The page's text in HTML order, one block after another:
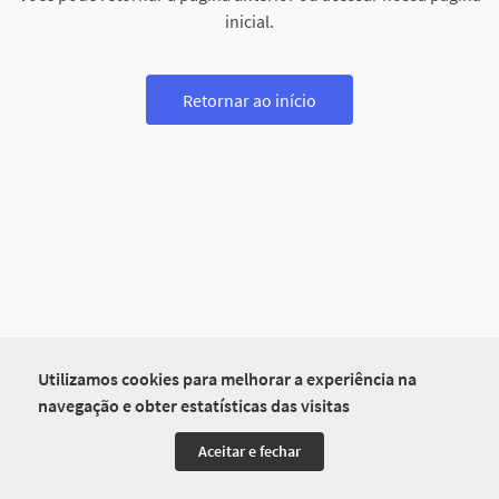
Utilizamos cookies para melhorar a experiência na
navegação e obter estatísticas das visitas
Aceitar e fechar
inicial.
Retornar ao início